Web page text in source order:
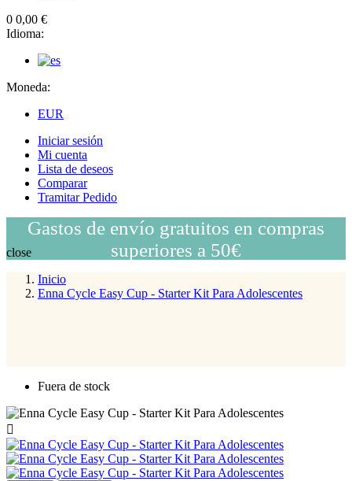
0 0,00 €
Idioma:
Moneda:
EUR
Iniciar sesión
Mi cuenta
Lista de deseos
Comparar
Tramitar Pedido
Gastos de envío gratuitos en compras
superiores a 50€
close
Inicio
Enna Cycle Easy Cup - Starter Kit Para Adolescentes
Fuera de stock
